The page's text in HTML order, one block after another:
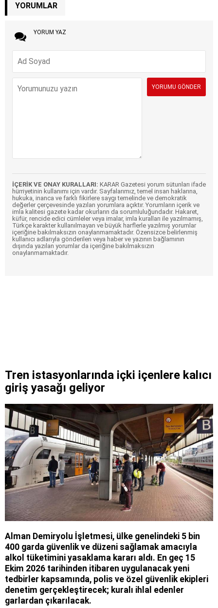
YORUMLAR
YORUM YAZ
İÇERİK VE ONAY KURALLARI: KARAR Gazetesi yorum sütunları ifade
hürriyetinin kullanımı için vardır. Sayfalarımız, temel insan haklarına,
hukuka, inanca ve farklı fikirlere saygı temelinde ve demokratik
değerler çerçevesinde yazılan yorumlara açıktır. Yorumların içerik ve
imla kalitesi gazete kadar okurların da sorumluluğundadır. Hakaret,
küfür, rencide edici cümleler veya imalar, imla kuralları ile yazılmamış,
Türkçe karakter kullanılmayan ve büyük harflerle yazılmış yorumlar
içeriğine bakılmaksızın onaylanmamaktadır. Özensizce belirlenmiş
kullanıcı adlarıyla gönderilen veya haber ve yazının bağlamının
dışında yazılan yorumlar da içeriğine bakılmaksızın
onaylanmamaktadır.
Tren istasyonlarında içki içenlere kalıcı
giriş yasağı geliyor
Alman Demiryolu İşletmesi, ülke genelindeki 5 bin
400 garda güvenlik ve düzeni sağlamak amacıyla
alkol tüketimini yasaklama kararı aldı. En geç 15
Ekim 2026 tarihinden itibaren uygulanacak yeni
tedbirler kapsamında, polis ve özel güvenlik ekipleri
denetim gerçekleştirecek; kuralı ihlal edenler
garlardan çıkarılacak.